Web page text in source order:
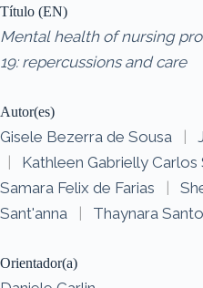
Título (EN)
Mental health of nursing
19: repercussions and care
Autor(es)
Gisele Bezerra de Sousa |
|
Kathleen Gabrielly Carlos
Samara Felix de Farias
|
Sant'anna
| Thaynara
Orientador(a)